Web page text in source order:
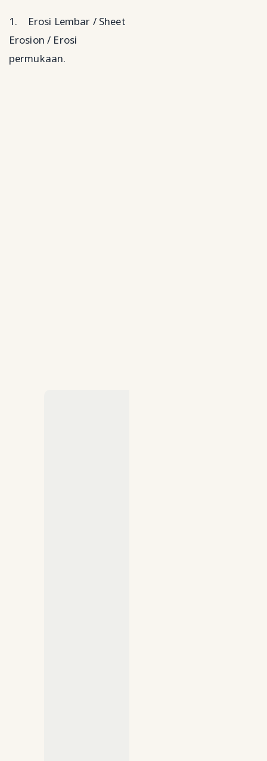
1.
Erosi Lembar / Sheet
Erosion / Erosi
permukaan.